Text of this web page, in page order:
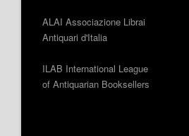
ALAI Associazione Librai
Antiquari d'Italia
ILAB International League
of Antiquarian Booksellers